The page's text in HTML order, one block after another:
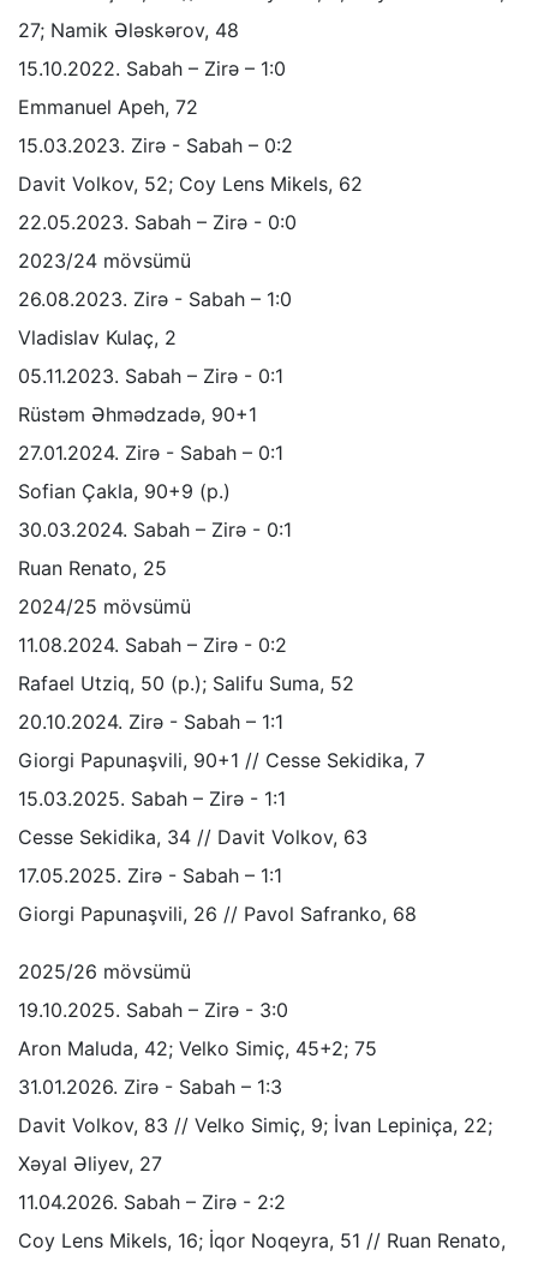
27; Namik Ələskərov, 48
15.10.2022. Sabah – Zirə – 1:0
Emmanuel Apeh, 72
15.03.2023. Zirə - Sabah – 0:2
Davit Volkov, 52; Coy Lens Mikels, 62
22.05.2023. Sabah – Zirə - 0:0
2023/24 mövsümü
26.08.2023. Zirə - Sabah – 1:0
Vladislav Kulaç, 2
05.11.2023. Sabah – Zirə - 0:1
Rüstəm Əhmədzadə, 90+1
27.01.2024. Zirə - Sabah – 0:1
Sofian Çakla, 90+9 (p.)
30.03.2024. Sabah – Zirə - 0:1
Ruan Renato, 25
2024/25 mövsümü
11.08.2024. Sabah – Zirə - 0:2
Rafael Utziq, 50 (p.); Salifu Suma, 52
20.10.2024. Zirə - Sabah – 1:1
Giorgi Papunaşvili, 90+1 // Cesse Sekidika, 7
15.03.2025. Sabah – Zirə - 1:1
Cesse Sekidika, 34 // Davit Volkov, 63
17.05.2025. Zirə - Sabah – 1:1
Giorgi Papunaşvili, 26 // Pavol Safranko, 68
2025/26 mövsümü
19.10.2025. Sabah – Zirə - 3:0
Aron Maluda, 42; Velko Simiç, 45+2; 75
31.01.2026. Zirə - Sabah – 1:3
Davit Volkov, 83 // Velko Simiç, 9; İvan Lepiniça, 22;
Xəyal Əliyev, 27
11.04.2026. Sabah – Zirə - 2:2
Coy Lens Mikels, 16; İqor Noqeyra, 51 // Ruan Renato,